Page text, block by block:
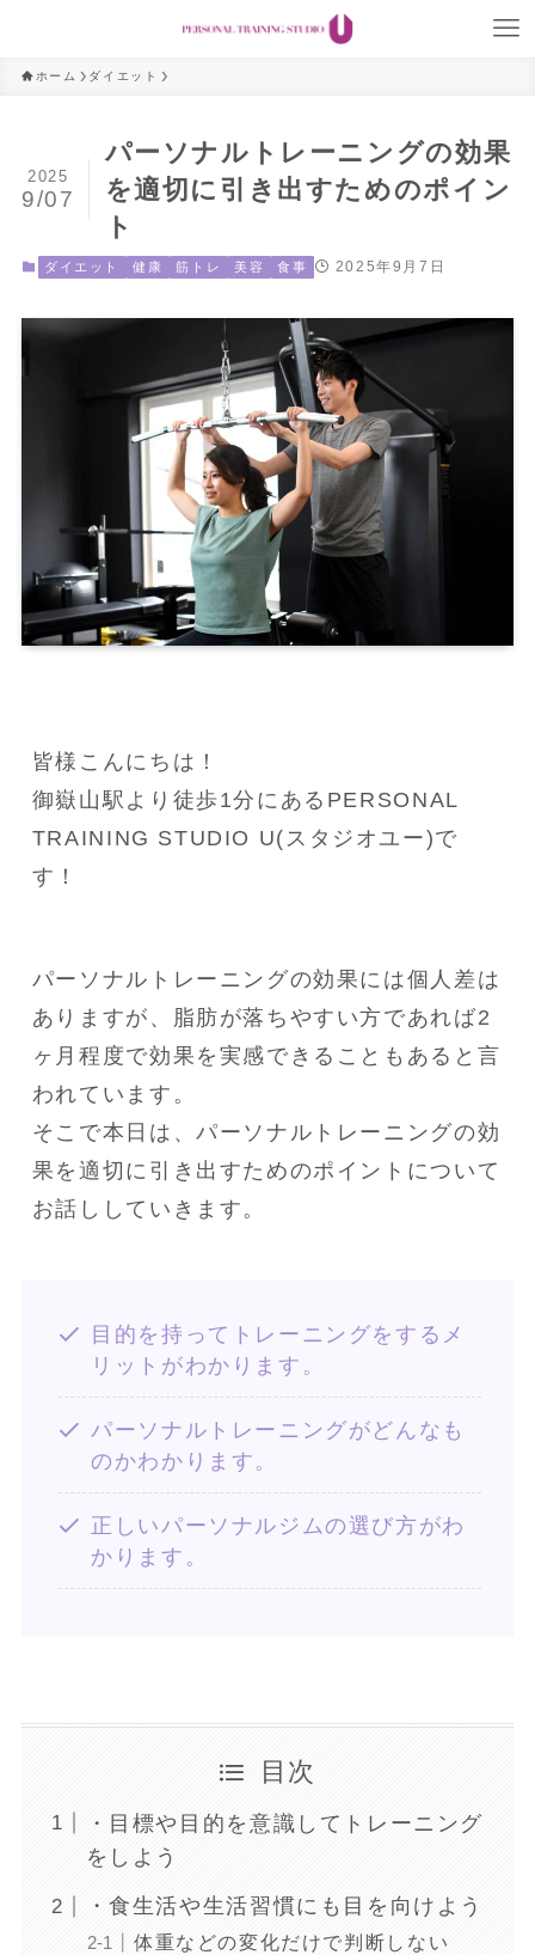
ホーム ダイエット
パーソナルトレーニングの効果
を適切に引き出すためのポイン
ト
2025
9/07
ダイエット 健康 筋トレ 美容 食事 2025年9月7日
皆様こんにちは！
御嶽山駅より徒歩1分にあるPERSONAL
TRAINING STUDIO U(スタジオユー)で
す！
パーソナルトレーニングの効果には個人差は
ありますが、脂肪が落ちやすい方であれば2
ヶ月程度で効果を実感できることもあると言
われています。
そこで本日は、パーソナルトレーニングの効
果を適切に引き出すためのポイントについて
お話ししていきます。
目的を持ってトレーニングをするメ
リットがわかります。
パーソナルトレーニングがどんなも
のかわかります。
正しいパーソナルジムの選び方がわ
かります。
目次
・目標や目的を意識してトレーニング
をしよう
・食生活や生活習慣にも目を向けよう
体重などの変化だけで判断しない